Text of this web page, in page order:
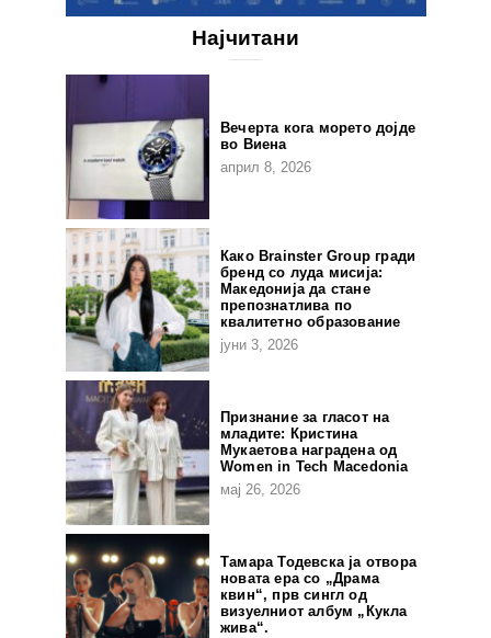
Најчитани
Вечерта кога морето дојде
во Виена
април 8, 2026
Како Brainster Group гради
бренд со луда мисија:
Македонија да стане
препознатлива по
квалитетно образование
јуни 3, 2026
Признание за гласот на
младите: Кристина
Мукаетова наградена од
Women in Tech Macedonia
мај 26, 2026
Тамара Тодевска ја отвора
новата ера со „Драма
квин“, прв сингл од
визуелниот албум „Кукла
жива“.